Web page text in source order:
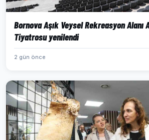
Bornova Aşık Veysel Rekreasyon Alanı
Tiyatrosu yenilendi
2 gün önce